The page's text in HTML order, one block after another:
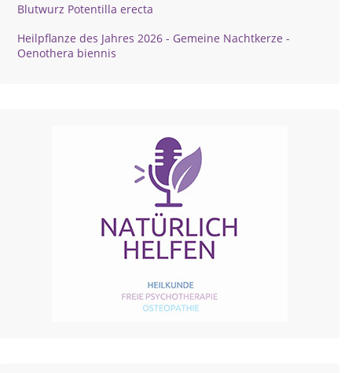
Blutwurz Potentilla erecta
Heilpflanze des Jahres 2026 - Gemeine Nachtkerze -
Oenothera biennis